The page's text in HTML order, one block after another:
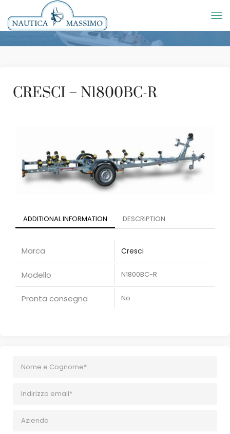
CRESCI – N1800BC-R
ADDITIONAL INFORMATION DESCRIPTION
Marca Cresci
Modello N1800BC-R
Pronta consegna No